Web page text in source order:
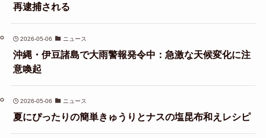
再逮捕される
2026-05-06 ニュース
沖縄・伊豆諸島で大雨警報発令中：急激な天候変化に注
意喚起
2026-05-06 ニュース
夏にぴったりの簡単きゅうりとナスの塩昆布和えレシピ